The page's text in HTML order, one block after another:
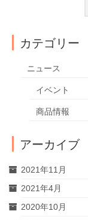
ナ
ョ
ン
カテゴリー
ニュース
イベント
商品情報
アーカイブ
2021年11月
2021年4月
2020年10月